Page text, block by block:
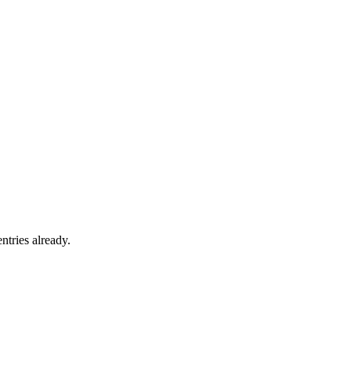
already.